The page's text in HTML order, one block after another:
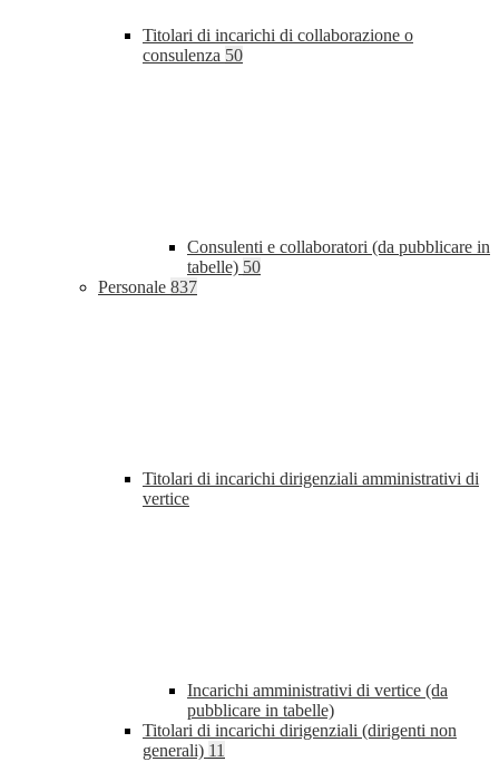
Titolari di incarichi di collaborazione o
consulenza 50
Consulenti e collaboratori (da pubblicare in
tabelle) 50
Personale 837
Titolari di incarichi dirigenziali amministrativi di
vertice
Incarichi amministrativi di vertice (da
pubblicare in tabelle)
Titolari di incarichi dirigenziali (dirigenti non
generali) 11